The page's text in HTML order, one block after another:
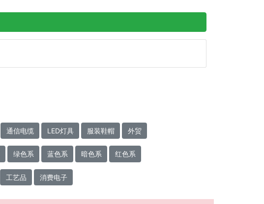
通信电缆 LED灯具 服装鞋帽 外贸
绿色系 蓝色系 暗色系 红色系
工艺品 消费电子